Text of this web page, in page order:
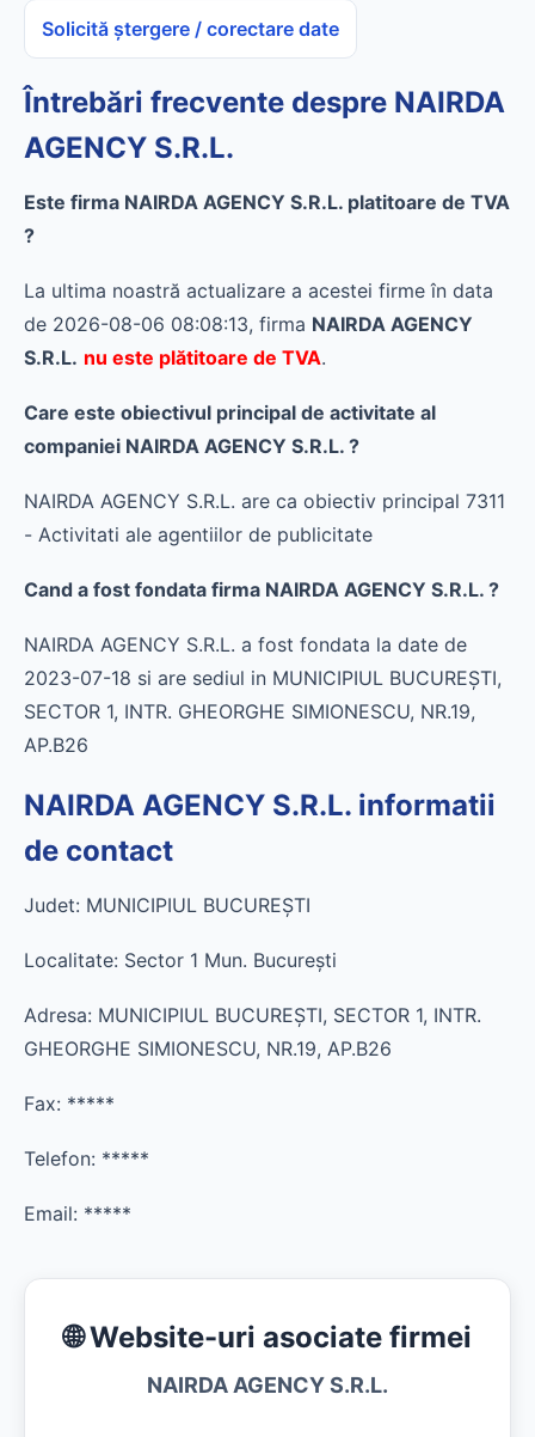
Solicită ștergere / corectare date
Întrebări frecvente despre NAIRDA
AGENCY S.R.L.
Este firma NAIRDA AGENCY S.R.L. platitoare de TVA
?
La ultima noastră actualizare a acestei firme în data
de 2026-08-06 08:08:13, firma NAIRDA AGENCY
S.R.L. nu este plătitoare de TVA.
Care este obiectivul principal de activitate al
companiei NAIRDA AGENCY S.R.L. ?
NAIRDA AGENCY S.R.L. are ca obiectiv principal 7311
- Activitati ale agentiilor de publicitate
Cand a fost fondata firma NAIRDA AGENCY S.R.L. ?
NAIRDA AGENCY S.R.L. a fost fondata la date de
2023-07-18 si are sediul in MUNICIPIUL BUCUREŞTI,
SECTOR 1, INTR. GHEORGHE SIMIONESCU, NR.19,
AP.B26
NAIRDA AGENCY S.R.L. informatii
de contact
Judet: MUNICIPIUL BUCUREŞTI
Localitate: Sector 1 Mun. Bucureşti
Adresa: MUNICIPIUL BUCUREŞTI, SECTOR 1, INTR.
GHEORGHE SIMIONESCU, NR.19, AP.B26
Fax: *****
Telefon: *****
Email: *****
🌐 Website-uri asociate firmei
NAIRDA AGENCY S.R.L.